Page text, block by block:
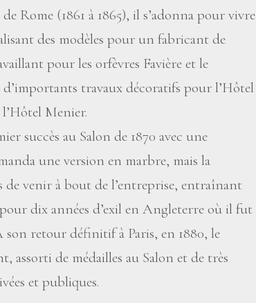
Rome (1861 à 1865), il s’adonna pour vivre
des modèles pour un fabricant de
pour les orfèvres Favière et le
d’importants travaux décoratifs pour l’Hôtel
Menier.
succès au Salon de 1870 avec une
une version en marbre, mais la
venir à bout de l’entreprise, entraînant
dix années d’exil en Angleterre où il fut
son retour définitif à Paris, en 1880, le
assorti de médailles au Salon et de très
et publiques.